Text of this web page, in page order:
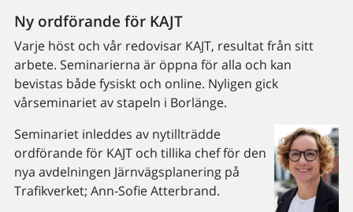
Ny ordförande för KAJT
Varje höst och vår redovisar KAJT, resultat från sitt
arbete. Seminarierna är öppna för alla och kan
bevistas både fysiskt och online. Nyligen gick
vårseminariet av stapeln i Borlänge.
Seminariet inleddes av nytillträdde
ordförande för KAJT och tillika chef för den
nya avdelningen Järnvägsplanering på
Trafikverket; Ann-Sofie Atterbrand.